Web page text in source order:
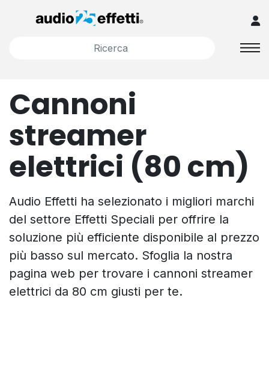
Cannoni
streamer
elettrici (80 cm)
Audio Effetti ha selezionato i migliori marchi
del settore Effetti Speciali per offrire la
soluzione più efficiente disponibile al prezzo
più basso sul mercato. Sfoglia la nostra
pagina web per trovare i cannoni streamer
elettrici da 80 cm giusti per te.